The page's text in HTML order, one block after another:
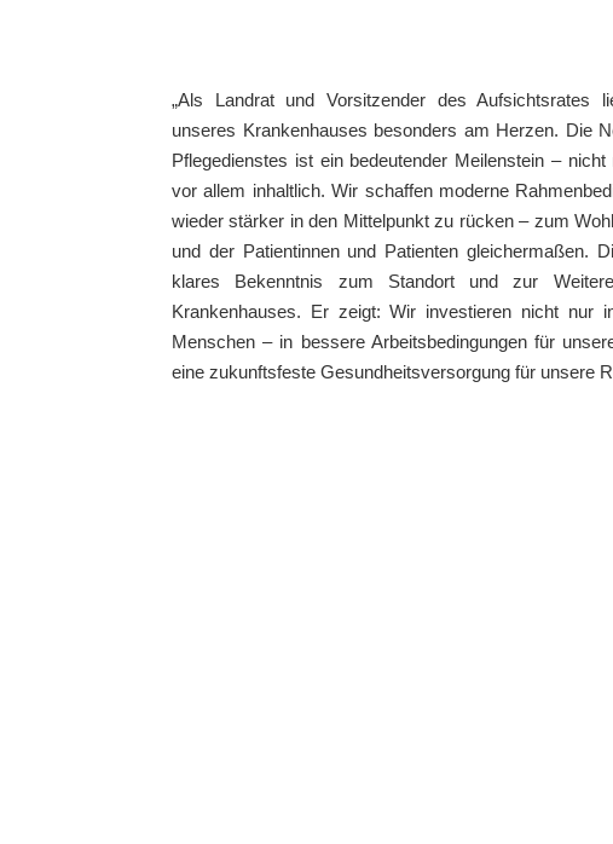
„Als Landrat und Vorsitzender des Aufsichtsrates
unseres Krankenhauses besonders am Herzen. Die
Pflegedienstes ist ein bedeutender Meilenstein –
vor allem inhaltlich. Wir schaffen moderne
wieder stärker in den Mittelpunkt zu rücken – zum
und der Patientinnen und Patienten gleichermaßen.
klares Bekenntnis zum Standort und zur
Krankenhauses. Er zeigt: Wir investieren nicht nur
Menschen – in bessere Arbeitsbedingungen für
eine zukunftsfeste Gesundheitsversorgung für unsere